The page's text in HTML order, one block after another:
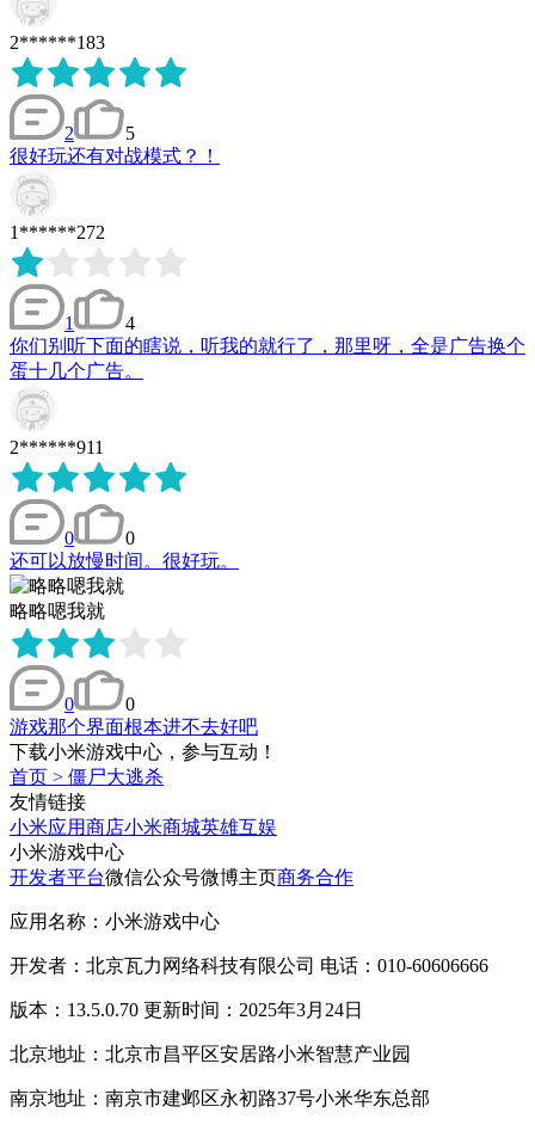
2******183
2
5
很好玩还有对战模式？！
1******272
1
4
你们别听下面的瞎说，听我的就行了，那里呀，全是广告换个
蛋十几个广告。
2******911
0
0
还可以放慢时间。很好玩。
略略嗯我就
0
0
游戏那个界面根本进不去好吧
下载小米游戏中心，参与互动！
首页 > 僵尸大逃杀
友情链接
小米应用商店小米商城英雄互娱
小米游戏中心
开发者平台微信公众号微博主页商务合作
应用名称：小米游戏中心
开发者：北京瓦力网络科技有限公司 电话：010-60606666
版本：13.5.0.70 更新时间：2025年3月24日
北京地址：北京市昌平区安居路小米智慧产业园
南京地址：南京市建邺区永初路37号小米华东总部